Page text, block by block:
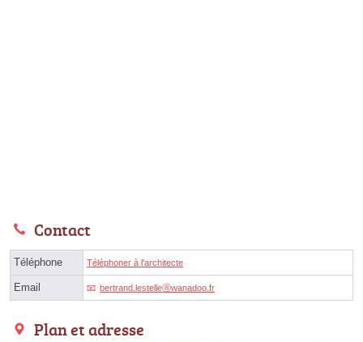
Contact
Téléphone Téléphoner à l'architecte
Email bertrand.lestelleⓐwanadoo.fr
Plan et adresse